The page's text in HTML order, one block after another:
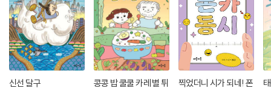
신선 달구
콩콩 밥 쿨쿨 카레 별 튀
찍었더니 시가 되네! 폰